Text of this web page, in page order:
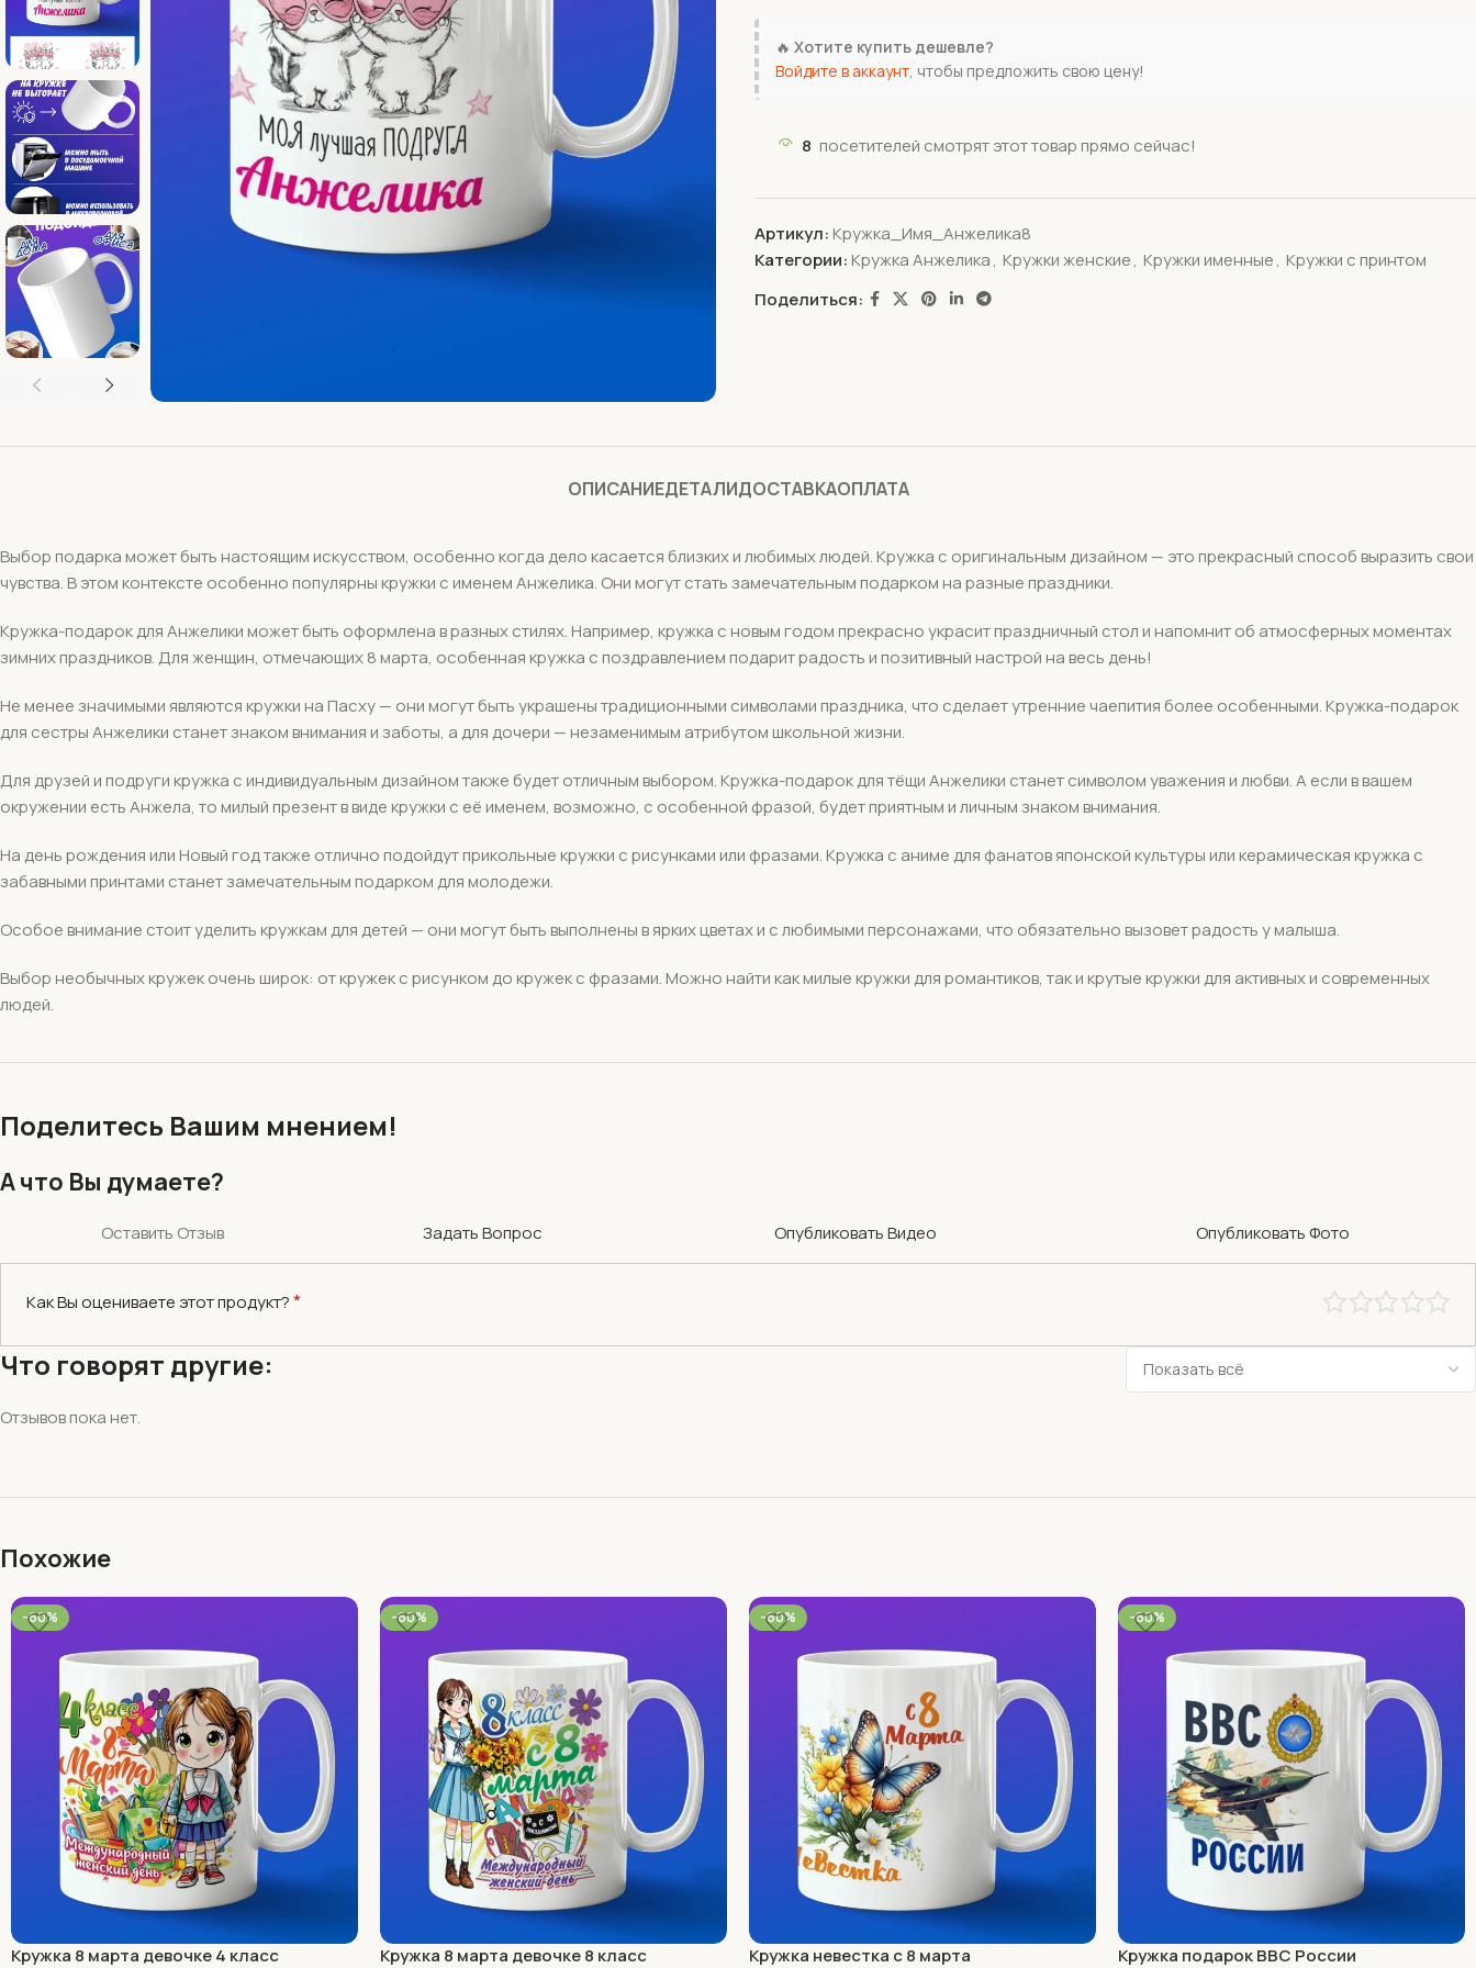
🔥 Хотите купить дешевле?
Войдите в аккаунт, чтобы предложить свою цену!
8 посетителей смотрят этот товар прямо сейчас!
Артикул: Кружка_Имя_Анжелика8
Категории: Кружка Анжелика, Кружки женские, Кружки именные, Кружки с принтом
Поделиться:
ОПИСАНИЕДЕТАЛИДОСТАВКАОПЛАТА
Выбор подарка может быть настоящим искусством, особенно когда дело касается близких и любимых людей. Кружка с оригинальным дизайном — это прекрасный способ выразить свои
чувства. В этом контексте особенно популярны кружки с именем Анжелика. Они могут стать замечательным подарком на разные праздники.
Кружка-подарок для Анжелики может быть оформлена в разных стилях. Например, кружка с новым годом прекрасно украсит праздничный стол и напомнит об атмосферных моментах
зимних праздников. Для женщин, отмечающих 8 марта, особенная кружка с поздравлением подарит радость и позитивный настрой на весь день!
Не менее значимыми являются кружки на Пасху — они могут быть украшены традиционными символами праздника, что сделает утренние чаепития более особенными. Кружка-подарок
для сестры Анжелики станет знаком внимания и заботы, а для дочери — незаменимым атрибутом школьной жизни.
Для друзей и подруги кружка с индивидуальным дизайном также будет отличным выбором. Кружка-подарок для тёщи Анжелики станет символом уважения и любви. А если в вашем
окружении есть Анжела, то милый презент в виде кружки с её именем, возможно, с особенной фразой, будет приятным и личным знаком внимания.
На день рождения или Новый год также отлично подойдут прикольные кружки с рисунками или фразами. Кружка с аниме для фанатов японской культуры или керамическая кружка с
забавными принтами станет замечательным подарком для молодежи.
Особое внимание стоит уделить кружкам для детей — они могут быть выполнены в ярких цветах и с любимыми персонажами, что обязательно вызовет радость у малыша.
Выбор необычных кружек очень широк: от кружек с рисунком до кружек с фразами. Можно найти как милые кружки для романтиков, так и крутые кружки для активных и современных
людей.
Поделитесь Вашим мнением!
А что Вы думаете?
Оставить Отзыв Задать Вопрос Опубликовать Видео Опубликовать Фото
Как Вы оцениваете этот продукт?*
Что говорят другие:
Отзывов пока нет.
Похожие
-60%
Кружка 8 марта девочке 4 класс
-60%
Кружка 8 марта девочке 8 класс
-60%
Кружка невестка с 8 марта
-60%
Кружка подарок ВВС России